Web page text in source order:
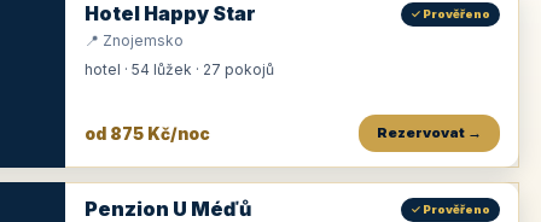
Hotel Happy Star ✓ Prověřeno
📍 Znojemsko
hotel · 54 lůžek · 27 pokojů
od 875 Kč/noc Rezervovat →
Penzion U Méďů ✓ Prověřeno